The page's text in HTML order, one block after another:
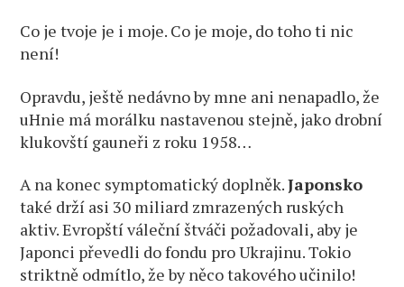
Co je tvoje je i moje. Co je moje, do toho ti nic
není!
Opravdu, ještě nedávno by mne ani nenapadlo, že
uHnie má morálku nastavenou stejně, jako drobní
klukovští gauneři z roku 1958…
A na konec symptomatický doplněk.Japonsko
také drží asi 30 miliard zmrazených ruských
aktiv. Evropští váleční štváči požadovali, aby je
Japonci převedli do fondu pro Ukrajinu. Tokio
striktně odmítlo, že by něco takového učinilo!